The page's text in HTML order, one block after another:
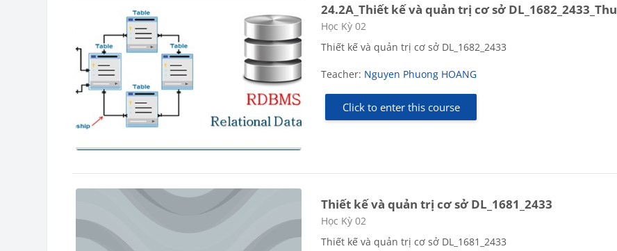
24.2A_Thiết kế và quản trị cơ sở DL_1682_2433_Thu
Course category
Học Kỳ 02
Thiết kế và quản trị cơ sở DL_1682_2433
Teacher: Nguyen Phuong HOANG
Click to enter this course
Thiết kế và quản trị cơ sở DL_1681_2433
Course category
Học Kỳ 02
Thiết kế và quản trị cơ sở DL_1681_2433